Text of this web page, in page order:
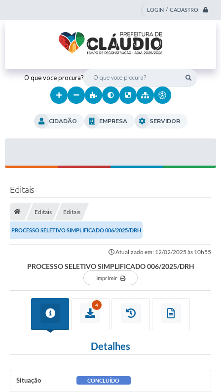
LOGIN / CADASTRO
O que voce procura?
CIDADÃO EMPRESA SERVIDOR
Editais
Editais Editais
PROCESSO SELETIVO SIMPLIFICADO 006/2025/DRH
Atualizado em: 12/02/2025 às 10h55
PROCESSO SELETIVO SIMPLIFICADO 006/2025/DRH
Imprimir
4
Detalhes
Situação CONCLUÍDO